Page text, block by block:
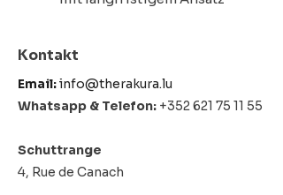
Kontakt
Email:info@therakura.lu
Whatsapp & Telefon: +352 621 75 11 55
Schuttrange
4, Rue de Canach